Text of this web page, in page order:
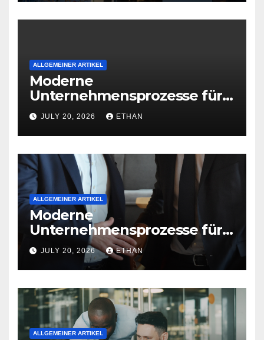
ALLGEMEINER ARTIKEL
Moderne
Unternehmensprozesse für
nachhaltige
Betriebsentwicklung
JULY 20, 2026 ETHAN
ALLGEMEINER ARTIKEL
Moderne
Unternehmensprozesse für
nachhaltige
Strukturentwicklung
JULY 20, 2026 ETHAN
ALLGEMEINER ARTIKEL